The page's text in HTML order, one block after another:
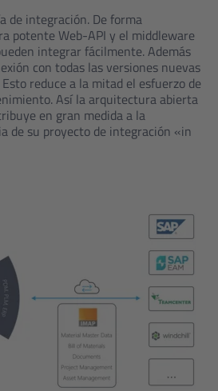
de integración. De forma
potente Web-API y el middleware
integrar fácilmente. Además
con todas las versiones nuevas
reduce a la mitad el esfuerzo de
Así la arquitectura abierta
en gran medida a la
de su proyecto de integración «in